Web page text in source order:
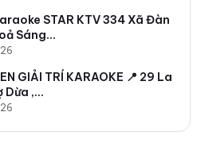
STAR KTV 334 Xã Đàn
Sáng…
GIẢI TRÍ KARAOKE 📍 29 La
Dừa ,…